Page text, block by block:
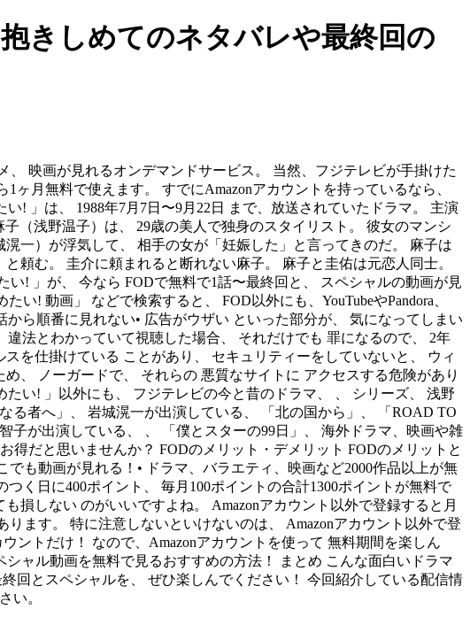
きしめてのネタバレや最終回の
、 映画が見れるオンデマンドサービス。 当然、フジテレビが手掛けた
ヶ月無料で使えます。 すでにAmazonアカウントを持っているなら、
! 」は、 1988年7月7日〜9月22日 まで、放送されていたドラマ。 主演
（浅野温子）は、 29歳の美人で独身のスタイリスト。 彼女のマンシ
一）が浮気して、 相手の女が「妊娠した」と言ってきのだ。 麻子は
頼む。 圭介に頼まれると断れない麻子。 麻子と圭佑は元恋人同士。
! 」が、 今なら FODで無料で1話〜最終回と、 スペシャルの動画が見
い! 動画」 などで検索すると、 FOD以外にも、YouTubeやPandora、
ら順番に見れない• 広告がウザい といった部分が、 気になってしまい
法とわかっていて視聴した場合、 それだけでも 罪になるので、 2年
を仕掛けている ことがあり、 セキュリティーをしていないと、 ウィ
、 ノーガードで、 それらの 悪質なサイトに アクセスする危険があり
い! 」以外にも、 フジテレビの今と昔のドラマ、 、 シリーズ、 浅野
者へ」、 岩城滉一が出演している、 「北の国から」、 「ROAD TO
が出演している、 、 「僕とスターの99日」、 海外ドラマ、映画や雑
だと思いませんか？ FODのメリット・デメリット FODのメリットと
も動画が見れる！• ドラマ、バラエティ、映画など2000作品以上が無
く日に400ポイント、 毎月100ポイントの合計1300ポイントが無料で
損しない のがいいですよね。 Amazonアカウント以外で登録すると月
ます。 特に注意しないといけないのは、 Amazonアカウント以外で登
ントだけ！ なので、Amazonアカウントを使って 無料期間を楽しん
ャル動画を無料で見るおすすめの方法！ まとめ こんな面白いドラマ
回とスペシャルを、 ぜひ楽しんでください！ 今回紹介している配信情
い。